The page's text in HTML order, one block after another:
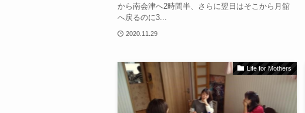
から南会津へ2時間半、さらに翌日はそこから月舘
へ戻るのに3...
2020.11.29
Life for Mothers